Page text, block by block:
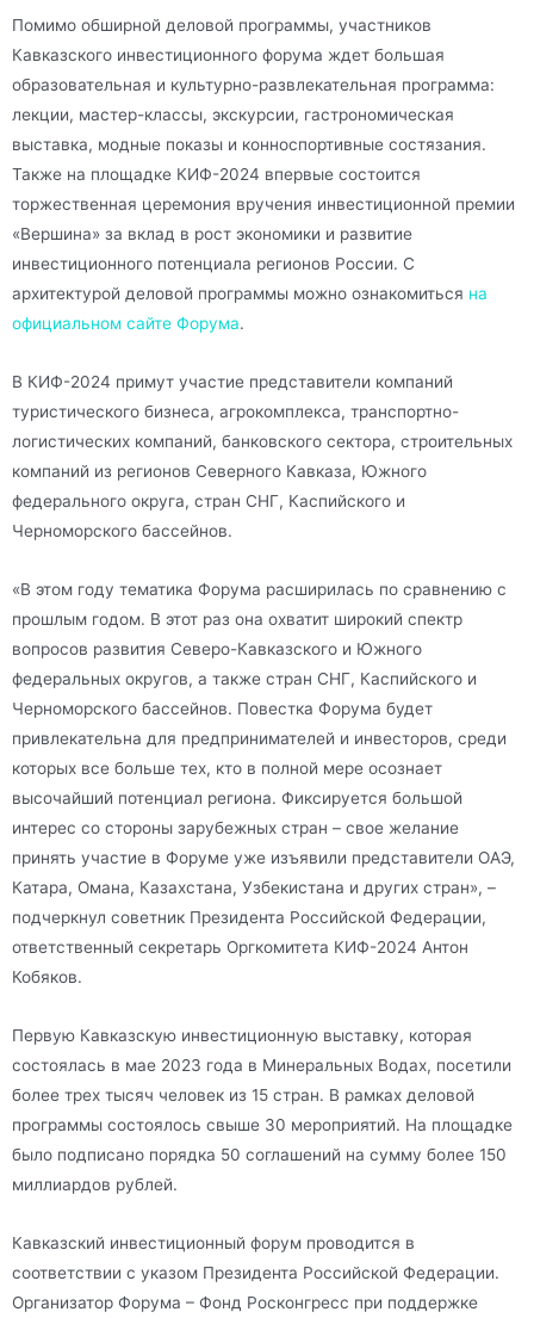
Помимо обширной деловой программы, участников
Кавказского инвестиционного форума ждет большая
образовательная и культурно-развлекательная программа:
лекции, мастер-классы, экскурсии, гастрономическая
выставка, модные показы и конноспортивные состязания.
Также на площадке КИФ-2024 впервые состоится
торжественная церемония вручения инвестиционной премии
«Вершина» за вклад в рост экономики и развитие
инвестиционного потенциала регионов России. С
архитектурой деловой программы можно ознакомиться на
официальном сайте Форума.
В КИФ-2024 примут участие представители компаний
туристического бизнеса, агрокомплекса, транспортно-
логистических компаний, банковского сектора, строительных
компаний из регионов Северного Кавказа, Южного
федерального округа, стран СНГ, Каспийского и
Черноморского бассейнов.
«В этом году тематика Форума расширилась по сравнению с
прошлым годом. В этот раз она охватит широкий спектр
вопросов развития Северо-Кавказского и Южного
федеральных округов, а также стран СНГ, Каспийского и
Черноморского бассейнов. Повестка Форума будет
привлекательна для предпринимателей и инвесторов, среди
которых все больше тех, кто в полной мере осознает
высочайший потенциал региона. Фиксируется большой
интерес со стороны зарубежных стран – свое желание
принять участие в Форуме уже изъявили представители ОАЭ,
Катара, Омана, Казахстана, Узбекистана и других стран», –
подчеркнул советник Президента Российской Федерации,
ответственный секретарь Оргкомитета КИФ-2024 Антон
Кобяков.
Первую Кавказскую инвестиционную выставку, которая
состоялась в мае 2023 года в Минеральных Водах, посетили
более трех тысяч человек из 15 стран. В рамках деловой
программы состоялось свыше 30 мероприятий. На площадке
было подписано порядка 50 соглашений на сумму более 150
миллиардов рублей.
Кавказский инвестиционный форум проводится в
соответствии с указом Президента Российской Федерации.
Организатор Форума – Фонд Росконгресс при поддержке